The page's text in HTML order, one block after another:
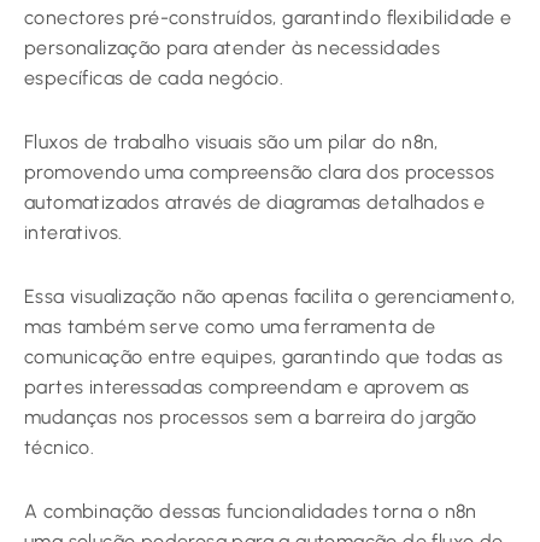
conectores pré-construídos, garantindo flexibilidade e
personalização para atender às necessidades
específicas de cada negócio.
Fluxos de trabalho visuais são um pilar do n8n,
promovendo uma compreensão clara dos processos
automatizados através de diagramas detalhados e
interativos.
Essa visualização não apenas facilita o gerenciamento,
mas também serve como uma ferramenta de
comunicação entre equipes, garantindo que todas as
partes interessadas compreendam e aprovem as
mudanças nos processos sem a barreira do jargão
técnico.
A combinação dessas funcionalidades torna o n8n